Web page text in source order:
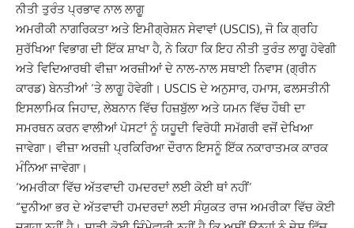
ਨੀਤੀ ਤੁਰੰਤ ਪ੍ਰਭਾਵ ਨਾਲ ਲਾਗੂ
ਅਮਰੀਕੀ ਨਾਗਰਿਕਤਾ ਅਤੇ ਇਮੀਗ੍ਰੇਸ਼ਨ ਸੇਵਾਵਾਂ (USCIS), ਜੋ ਕਿ ਗ੍ਰਹਿ
ਸੁਰੱਖਿਆ ਵਿਭਾਗ ਦੀ ਇੱਕ ਸ਼ਾਖਾ ਹੈ, ਨੇ ਕਿਹਾ ਕਿ ਇਹ ਨੀਤੀ ਤੁਰੰਤ ਲਾਗੂ ਹੋਵੇਗੀ
ਅਤੇ ਵਿਦਿਆਰਥੀ ਵੀਜ਼ਾ ਅਰਜ਼ੀਆਂ ਦੇ ਨਾਲ-ਨਾਲ ਸਥਾਈ ਨਿਵਾਸ (ਗ੍ਰੀਨ
ਕਾਰਡ) ਬੇਨਤੀਆਂ ‘ਤੇ ਲਾਗੂ ਹੋਵੇਗੀ। USCIS ਦੇ ਅਨੁਸਾਰ, ਹਮਾਸ, ਫਲਸਤੀਨੀ
ਇਸਲਾਮਿਕ ਜਿਹਾਦ, ਲੇਬਨਾਨ ਵਿੱਚ ਹਿਜ਼ਬੁੱਲਾ ਅਤੇ ਯਮਨ ਵਿੱਚ ਹੌਥੀ ਦਾ
ਸਮਰਥਨ ਕਰਨ ਵਾਲੀਆਂ ਪੋਸਟਾਂ ਨੂੰ ਯਹੂਦੀ ਵਿਰੋਧੀ ਸਮੱਗਰੀ ਵਜੋਂ ਦੇਖਿਆ
ਜਾਵੇਗਾ। ਵੀਜ਼ਾ ਅਰਜ਼ੀ ਪ੍ਰਕਿਰਿਆ ਦੌਰਾਨ ਇਸਨੂੰ ਇੱਕ ਨਕਾਰਾਤਮਕ ਕਾਰਕ
ਮੰਨਿਆ ਜਾਵੇਗਾ।
‘ਅਮਰੀਕਾ ਵਿੱਚ ਅੱਤਵਾਦੀ ਹਮਦਰਦਾਂ ਲਈ ਕੋਈ ਥਾਂ ਨਹੀਂ’
“ਦੁਨੀਆ ਭਰ ਦੇ ਅੱਤਵਾਦੀ ਹਮਦਰਦਾਂ ਲਈ ਸੰਯੁਕਤ ਰਾਜ ਅਮਰੀਕਾ ਵਿੱਚ ਕੋਈ